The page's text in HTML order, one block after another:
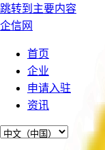
跳转到主要内容
企信网
首页
企业
申请入驻
资讯